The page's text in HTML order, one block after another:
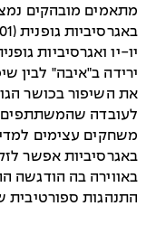
ירידה ב"איבה" לבין
את השיפור בכושר
לעובדה שהמשתתפים
משחקים עצימים
באגרסיביות אפשר
באווירה בה הודגשה
התנהגות ספורטיבית